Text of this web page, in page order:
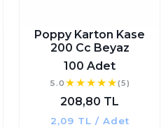
Poppy Karton Kase
200 Cc Beyaz
100 Adet
5.0 (5)
208,80 TL
2,09 TL / Adet